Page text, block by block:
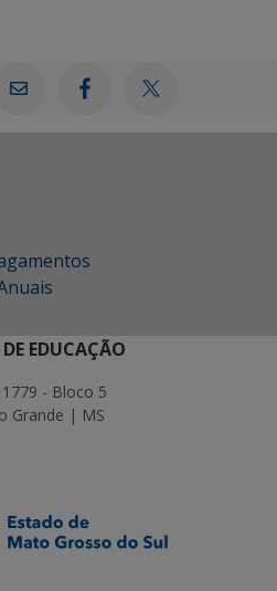
EDUCAÇÃO
- Bloco 5
Grande | MS